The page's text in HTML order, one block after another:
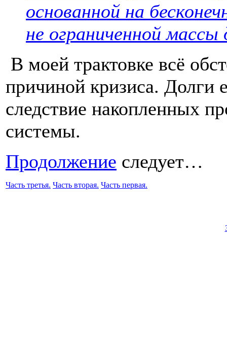
основанной на
не ограниченной массы
В моей трактовке всё
причиной кризиса. Долги
следствие накопленных
системы.
Продолжение следует…
Часть третья. Часть вторая. Часть первая.